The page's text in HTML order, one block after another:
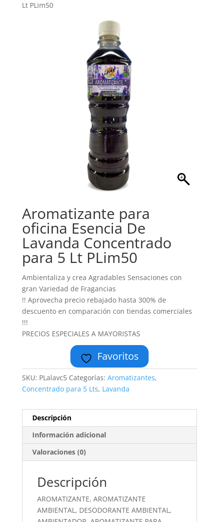
Lt PLim50
Aromatizante para
oficina Esencia De
Lavanda Concentrado
para 5 Lt PLim50
Ambientaliza y crea Agradables Sensaciones con
gran Variedad de Fragancias
!! Aprovecha precio rebajado hasta 300% de
descuento en comparación con tiendas comerciales
!!!
PRECIOS ESPECIALES A MAYORISTAS
Favoritos
SKU: PLalavc5 Categorías: Aromatizantes,
Concentrado para 5 Lts, Lavanda
Descripción
Información adicional
Valoraciones (0)
Descripción
AROMATIZANTE, AROMATIZANTE
AMBIENTAL, DESODORANTE AMBIENTAL,